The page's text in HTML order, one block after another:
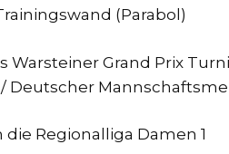
(Parabol)
Warsteiner Grand Prix
Deutscher
Regionalliga Damen 1